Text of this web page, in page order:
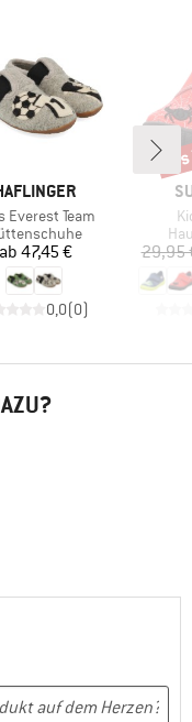
Everest Team
Preis
ab 47,45 €
0,0(0)
29,95